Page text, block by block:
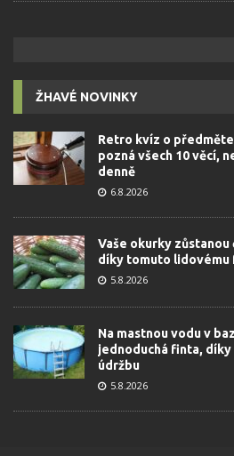
ŽHAVÉ NOVINKY
Retro kvíz o
pozná všech 10 věcí,
denně
6.8.2026
Vaše okurky
díky tomuto lidovému
5.8.2026
Na mastnou vodu v
jednoduchá finta,
údržbu
5.8.2026